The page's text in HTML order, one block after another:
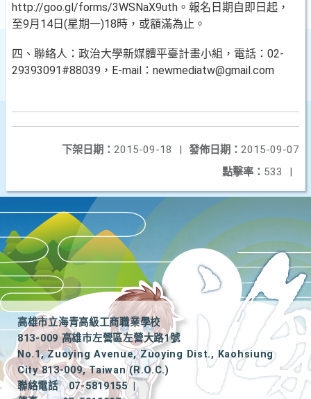
http://goo.gl/forms/3WSNaX9uth。報名日期自即日起，
至9月14日(星期一)18時，或額滿為止。
四、聯絡人：政治大學新媒體平臺計畫小組，電話：02-
29393091#88039，E-mail：newmediatw@gmail.com
發佈日期： 2015-09-07
下架日期： 2015-09-18
|
點擊率： 533 |
高雄市立海青高級工商職業學校
813-009 高雄市左營區左營大路1號
No.1, Zuoying Avenue, Zuoying Dist., Kaohsiung
City 813-009, Taiwan (R.O.C.)
聯絡電話
07-5819155
|